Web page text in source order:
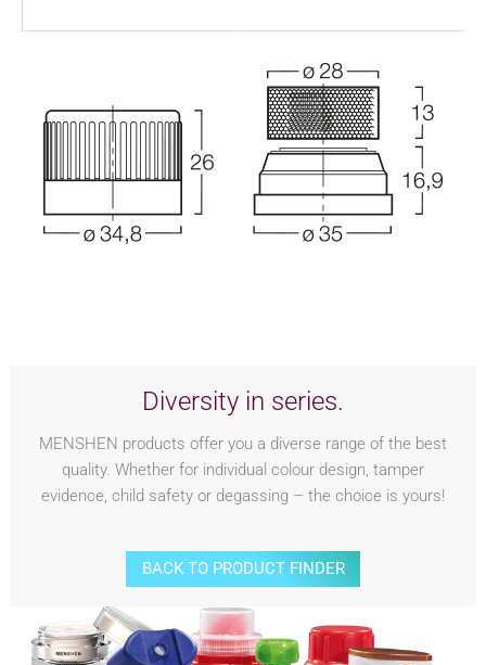
Diversity in series.
MENSHEN products offer you a diverse range of the best
quality. Whether for individual colour design, tamper
evidence, child safety or degassing – the choice is yours!
BACK TO PRODUCT FINDER